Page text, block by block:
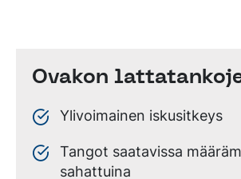
Ovakon
Ylivoimainen iskusitkeys
Tangot saatavissa
sahattuina